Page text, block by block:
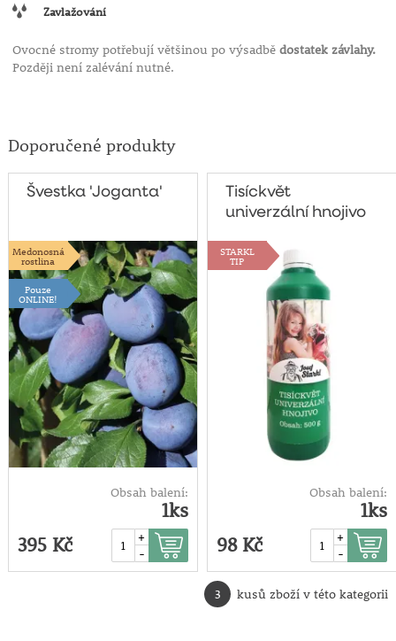
Zavlažování
Ovocné stromy potřebují většinou po výsadbě dostatek závlahy.
Později není zalévání nutné.
Doporučené produkty
Švestka 'Joganta'
Medonosná
rostlina
Pouze
ONLINE!
Obsah balení:
1ks
395 Kč
+
-
Tisíckvět
univerzální hnojivo
STARKL
TIP
Obsah balení:
1ks
98 Kč
+
-
3 kusů zboží v této kategorii